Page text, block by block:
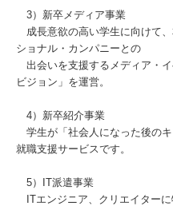
3）新卒メディア事業
成長意欲の高い学生に向けて
ショナル・カンパニーとの
出会いを支援するメディア・
ビジョン」を運営。
4）新卒紹介事業
学生が「社会人になった後のキ
就職支援サービスです。
5）IT派遣事業
ITエンジニア、クリエイターに